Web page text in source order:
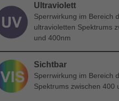
Ultraviolett
Sperrwirkung im Bereich
ultravioletten Spektrums
und 400nm
Sichtbar
Sperrwirkung im Bereich
Spektrums zwischen 400